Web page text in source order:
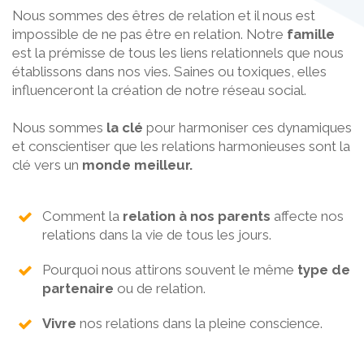
Nous sommes des êtres de relation et il nous est
impossible de ne pas être en relation. Notre famille
est la prémisse de tous les liens relationnels que nous
établissons dans nos vies. Saines ou toxiques, elles
influenceront la création de notre réseau social.
Nous sommes la clé pour harmoniser ces dynamiques
et conscientiser que les relations harmonieuses sont la
clé vers un monde meilleur.
Comment la relation à nos parents affecte nos
relations dans la vie de tous les jours.
Pourquoi nous attirons souvent le même type de
partenaire ou de relation.
Vivre nos relations dans la pleine conscience.